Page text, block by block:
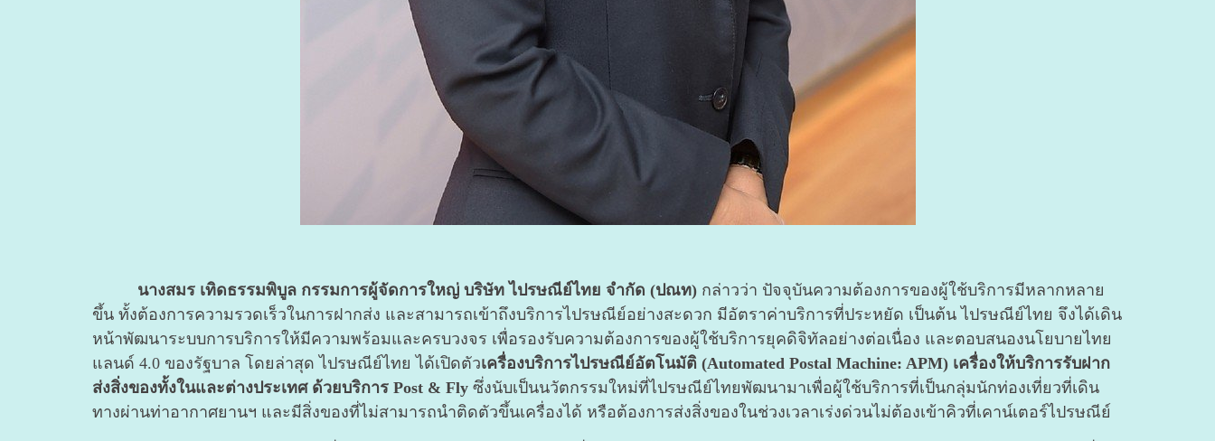
นางสมร เทิดธรรมพิบูล กรรมการผู้จัดการใหญ่ บริษัท ไปรษณีย์ไทย จำกัด (ปณท) กล่าวว่า ปัจจุบันความต้องการของผู้ใช้บริการมีหลากหลาย
ขึ้น ทั้งต้องการความรวดเร็วในการฝากส่ง และสามารถเข้าถึงบริการไปรษณีย์อย่างสะดวก มีอัตราค่าบริการที่ประหยัด เป็นต้น ไปรษณีย์ไทย จึงได้เดิน
หน้าพัฒนาระบบการบริการให้มีความพร้อมและครบวงจร เพื่อรองรับความต้องการของผู้ใช้บริการยุคดิจิทัลอย่างต่อเนื่อง และตอบสนองนโยบายไทย
แลนด์ 4.0 ของรัฐบาล โดยล่าสุด ไปรษณีย์ไทย ได้เปิดตัวเครื่องบริการไปรษณีย์อัตโนมัติ (Automated Postal Machine: APM) เครื่องให้บริการรับฝาก
ส่งสิ่งของทั้งในและต่างประเทศ ด้วยบริการ Post & Fly ซึ่งนับเป็นนวัตกรรมใหม่ที่ไปรษณีย์ไทยพัฒนามาเพื่อผู้ใช้บริการที่เป็นกลุ่มนักท่องเที่ยวที่เดิน
ทางผ่านท่าอากาศยานฯ และมีสิ่งของที่ไม่สามารถนำติดตัวขึ้นเครื่องได้ หรือต้องการส่งสิ่งของในช่วงเวลาเร่งด่วนไม่ต้องเข้าคิวที่เคาน์เตอร์ไปรษณีย์